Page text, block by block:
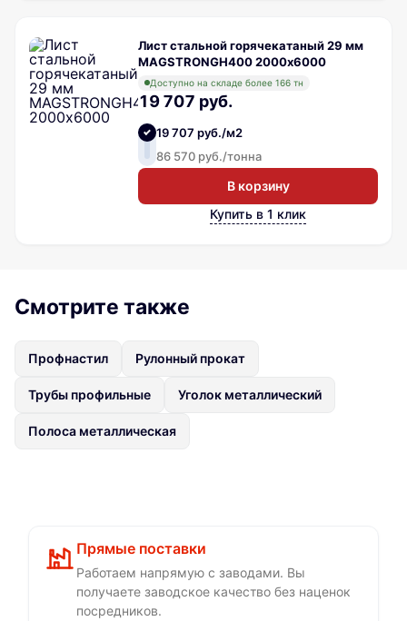
Лист стальной горячекатаный 29 мм
MAGSTRONGH400 2000х6000
Доступно на складе более 166 тн
19 707 руб.
19 707 руб./м2
86 570 руб./тонна
В корзину
Купить в 1 клик
Смотрите также
Профнастил Рулонный прокат
Трубы профильные Уголок металлический
Полоса металлическая
Прямые поставки
Работаем напрямую с заводами. Вы
получаете заводское качество без наценок
посредников.